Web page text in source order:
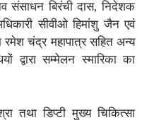
संसाधन बिरंची दास, निदेशक
सीवीओ हिमांशु जैन एवं
चंद्र महापात्र सहित अन्य
द्वारा सम्मेलन स्मारिका का
तथा डिप्टी मुख्य चिकित्सा